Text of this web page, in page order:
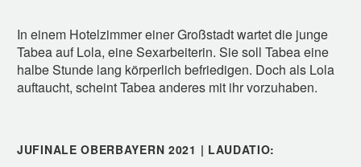
In einem Hotelzimmer einer Großstadt wartet die junge
Tabea auf Lola, eine Sexarbeiterin. Sie soll Tabea eine
halbe Stunde lang körperlich befriedigen. Doch als Lola
auftaucht, scheint Tabea anderes mit ihr vorzuhaben.
JUFINALE OBERBAYERN 2021 | LAUDATIO: